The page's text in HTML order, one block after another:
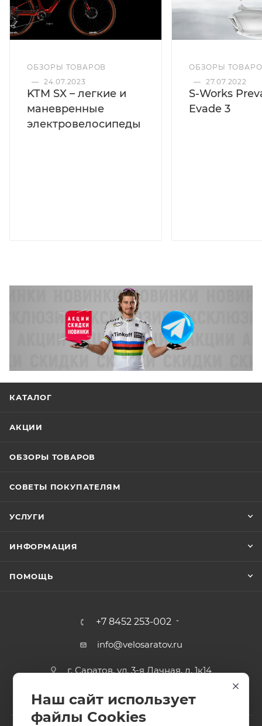
ОБЗОРЫ ТОВАРОВ
— 24.07.2023
KTM SX – легкие и
маневренные
электровелосипеды
ОБЗОРЫ
— 27.07.2022
S-Works
Evade 3
КАТАЛОГ
АКЦИИ
ОБЗОРЫ ТОВАРОВ
СОВЕТЫ ПОКУПАТЕЛЯМ
УСЛУГИ
ИНФОРМАЦИЯ
ПОМОЩЬ
+7 8452 253-002
info@velosaratov.ru
г. Саратов, ул. 3-я Дачная, д. 1к14
Наш сайт использует
файлы Cookies